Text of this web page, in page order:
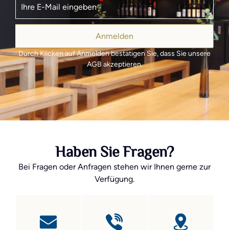
Anmelden
Durch Klicken auf Anmelden bestätigen Sie, dass Sie unsere
AGB akzeptieren.
Haben Sie Fragen?
Bei Fragen oder Anfragen stehen wir Ihnen gerne zur
Verfügung.